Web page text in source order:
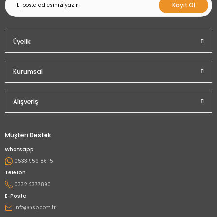
Kayıt Ol
Üyelik
Kurumsal
Alışveriş
Müşteri Destek
Whatsapp
0533 959 86 15
Telefon
0332 2377890
E-Posta
info@hsp.com.tr